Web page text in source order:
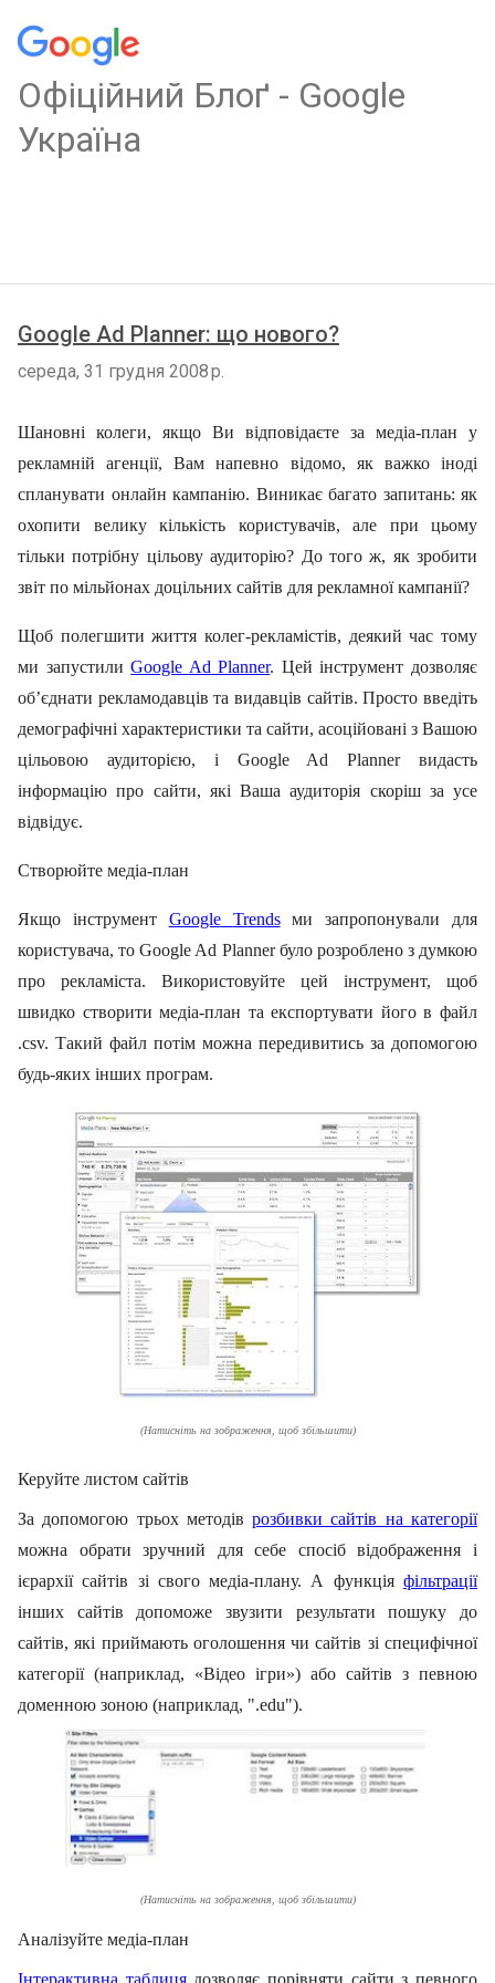
Oфіційний Блоґ - Google
Україна
Google Ad Planner: що нового?
середа, 31 грудня 2008 р.
Шановні колеги, якщо Ви
відповідаєте за медіа-план у
рекламній агенції, Вам напевно відомо, як важко іноді
спланувати онлайн кампанію. Виникає багато запитань: як
охопити велику кількість користувачів, але при цьому
тільки потрібну цільову аудиторію? До того ж, як зробити
звіт по мільйонах доцільних сайтів для рекламної кампанії?
Щоб полегшити життя колег-рекламістів, деякий час тому
ми запустилиGoogle Ad Planner. Цей інструмент дозволяє
об’єднати рекламодавців та видавців сайтів. Просто введіть
демографічні характеристики та сайти, асоційовані з Вашою
цільовою аудиторією, і Google Ad Planner
видасть
інформацію про сайти, які Ваша аудиторія скоріш за усе
відвідує.
Створюйте медіа-план
Якщо інструмент Google Trends
ми запропонували для
користувача, тоGoogle Ad Plannerбуло розроблено з думкою
про рекламіста. Використовуйте цей інструмент, щоб
швидко створити медіа-план та експортувати його в файл
.csv. Такий файл потім можна передивитись за допомогою
будь-яких інших програм.
(Натисніть на зображення, щоб збільшити)
Керуйте листом сайтів
За допомогою трьох методіврозбивки сайтів на категорії
можна обрати зручний для себе спосіб відображення і
ієрархії сайтів зі свого медіа-плану. А функціяфільтрації
інших сайтів допоможе звузити результати пошуку до
сайтів, які приймають оголошення чи сайтів зі специфічної
категорії (наприклад, «Відео ігри») або сайтів з певною
доменною зоною (наприклад, ".edu").
(Натисніть на зображення, щоб збільшити)
Аналізуйте медіа-план
Інтерактивна таблицядозволяє порівняти сайти з певного